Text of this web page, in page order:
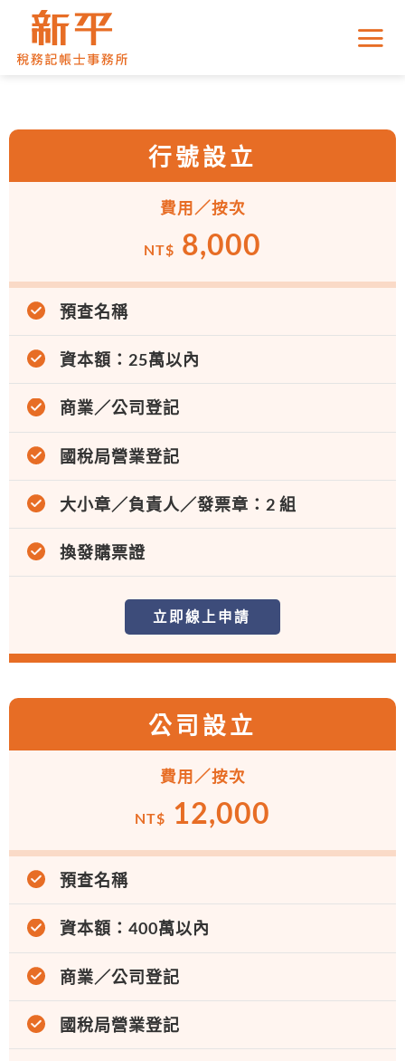
content
行號設立
費用／按次
NT$ 8,000
預查名稱
資本額：25萬以內
商業／公司登記
國稅局營業登記
大小章／負責人／發票章：2 組
換發購票證
立即線上申請
公司設立
費用／按次
NT$ 12,000
預查名稱
資本額：400萬以內
商業／公司登記
國稅局營業登記